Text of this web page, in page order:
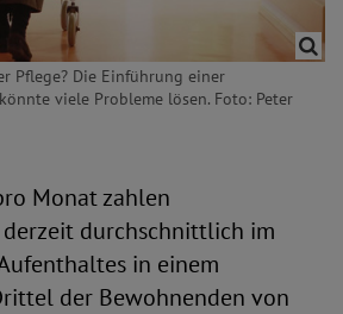
Pflege? Die Einführung einer
viele Probleme lösen. Foto: Peter
Monat zahlen
durchschnittlich im
in einem
der Bewohnenden von